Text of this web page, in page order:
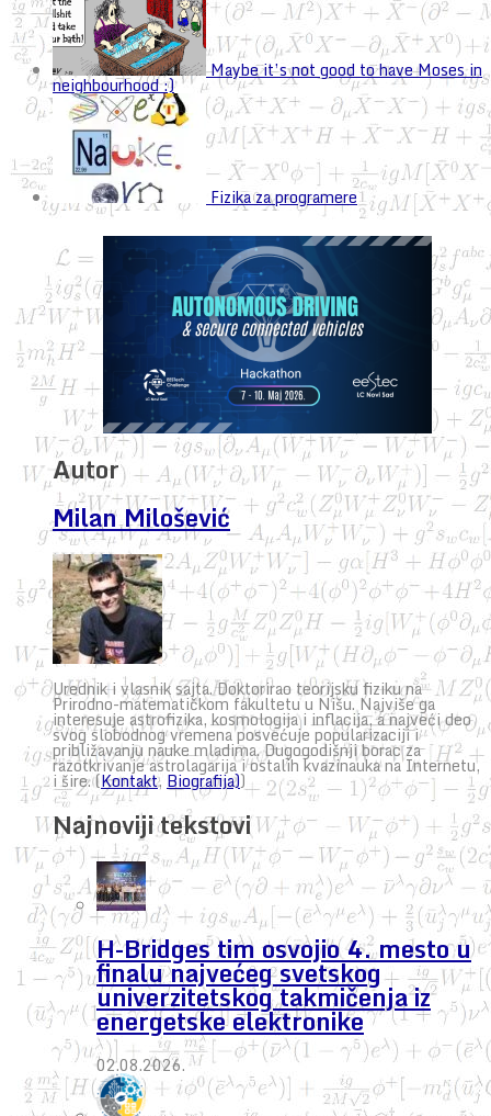
Maybe it’s not good to have Moses in
neighbourhood :)
Fizika za programere
Autor
Milan Milošević
Urednik i vlasnik sajta. Doktorirao teorijsku fiziku na
Prirodno-matematičkom fakultetu u Nišu. Najviše ga
interesuje astrofizika, kosmologija i inflacija, a najveći deo
svog slobodnog vremena posvećuje popularizaciji i
približavanju nauke mladima. Dugogodišnji borac za
razotkrivanje astrolagarija i ostalih kvazinauka na Internetu,
i šire. (Kontakt, Biografija))
Najnoviji tekstovi
H-Bridges tim osvojio 4. mesto u
finalu najvećeg svetskog
univerzitetskog takmičenja iz
energetske elektronike
02.08.2026.